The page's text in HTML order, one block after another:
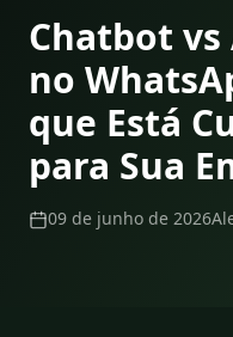
Chatbot
no
que Está
para Sua
09 de junho de 2026